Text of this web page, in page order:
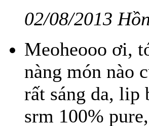
02/08/2013
Meoheooo ơi,
nàng món nào
rất sáng da, lip
srm 100%